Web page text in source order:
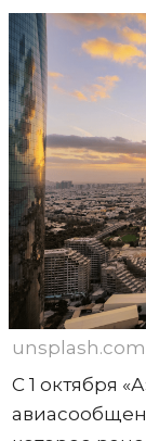
unsplash.com
С 1 октября